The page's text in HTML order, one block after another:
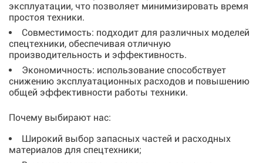
эксплуатации, что позволяет минимизировать время
простоя техники.
Совместимость: подходит для различных моделей
спецтехники, обеспечивая отличную
производительность и эффективность.
Экономичность: использование способствует
снижению эксплуатационных расходов и повышению
общей эффективности работы техники.
Почему выбирают нас:
Широкий выбор запасных частей и расходных
материалов для спецтехники;